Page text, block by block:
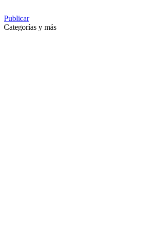
Publicar
Categorías y más